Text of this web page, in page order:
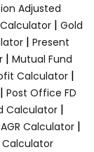
Adjusted
| Gold
| Present
| Mutual Fund
Calculator|
Post Office FD
Calculator|
Calculator |
Calculator